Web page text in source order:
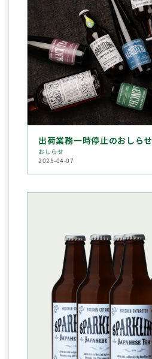
出荷業務一時停止のおしらせ
おしらせ
2025-04-07